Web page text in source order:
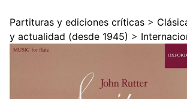
Partituras y ediciones críticas >
y actualidad (desde 1945) >